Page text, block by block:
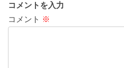
コメントを入力
コメント ※